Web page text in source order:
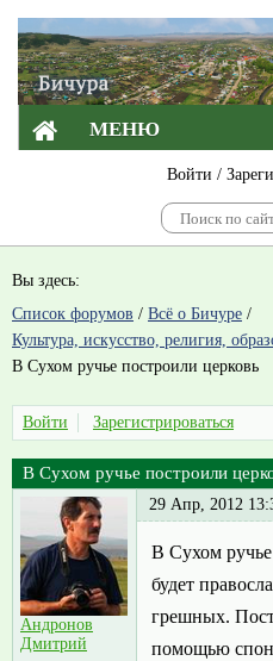
МЕНЮ
Войти /
Вы здесь:
Список форумов / Всё о Бичуре /
Культура, искусство, религия,
В Сухом ручье построили церковь
Войти Зарегистрироваться
В Сухом ручье построили
Андронов
Дмитрий
29 Апр, 2012
В Сухом
будет
грешных.
помощью